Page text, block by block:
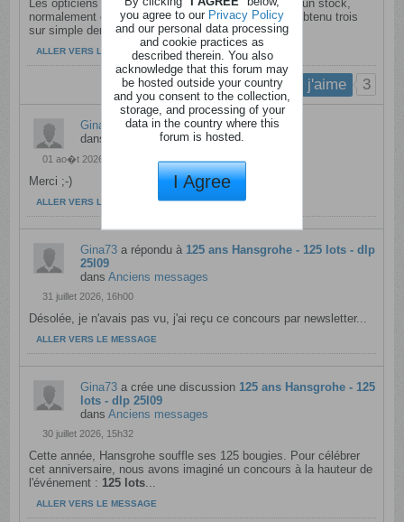
Les opticiens revendeurs ice-watch en ont reçu tout un stock,
normalement c'est une paire par client, mais j'en ai obtenu trois
sur simple demande, et...
ALLER VERS LE MESSAGE
j'aime 3
Gina73 a répondu àrécap du 01l08
dans
Anciens messages
01 ao�t 2026, 14h34
Merci ;-)
ALLER VERS LE MESSAGE
Gina73 a répondu à 125 ans Hansgrohe - 125 lots - dlp
25l09
dansAnciens messages
31 juillet 2026, 16h00
Désolée, je n'avais pas vu, j'ai reçu ce concours par newsletter...
ALLER VERS LE MESSAGE
Gina73 a crée une discussion 125 ans Hansgrohe - 125
lots - dlp 25l09
dansAnciens messages
30 juillet 2026, 15h32
Cette année, Hansgrohe souffle ses 125 bougies. Pour célébrer
cet anniversaire, nous avons imaginé un concours à la hauteur de
l'événement : 125 lots
ALLER VERS LE MESSAGE
you agree to our Privacy Policy
and our personal data processing
and cookie practices as
described therein. You also
acknowledge that this forum may
be hosted outside your country
and you consent to the collection,
storage, and processing of your
data in the country where this
forum is hosted.
I Agree